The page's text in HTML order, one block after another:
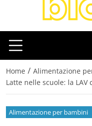
Home / Alimentazione
Latte nelle scuole: la LAV
Alimentazione per bambini